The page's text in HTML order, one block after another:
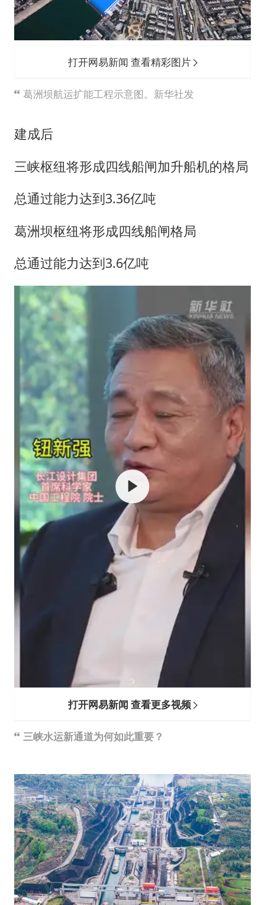
打开网易新闻 查看精彩图片
葛洲坝航运扩能工程示意图。新华社发
建成后
三峡枢纽将形成四线船闸加升船机的格局
总通过能力达到3.36亿吨
葛洲坝枢纽将形成四线船闸格局
总通过能力达到3.6亿吨
打开网易新闻 查看更多视频
三峡水运新通道为何如此重要？